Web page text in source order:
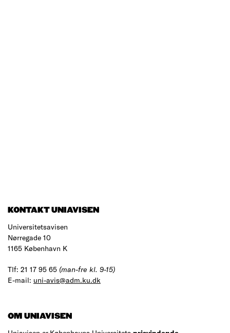
KONTAKT UNIAVISEN
Universitetsavisen
Nørregade 10
1165 København K
Tlf: 21 17 95 65 (man-fre kl. 9-15)
E-mail: uni-avis@adm.ku.dk
OM UNIAVISEN